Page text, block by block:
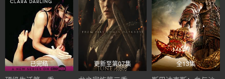
已完结 更新至第07集 全13集